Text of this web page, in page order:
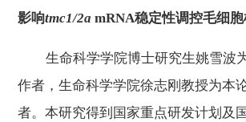
影响tmc1/2a mRNA稳定性调控毛细
生命科学学院博士研究生姚雪波
作者，生命科学学院徐志刚教授为本
者。本研究得到国家重点研发计划及